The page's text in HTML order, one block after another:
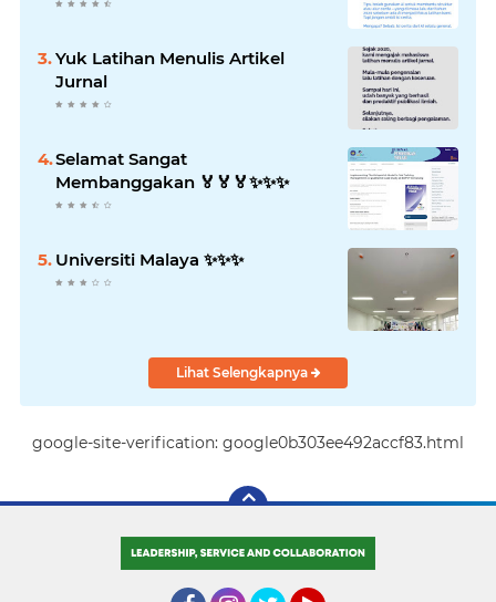
Yuk Latihan Menulis Artikel
Jurnal
Selamat Sangat
Membanggakan 🏅🏅🏅✨️✨️✨️
Universiti Malaya ✨️✨️✨️
Lihat Selengkapnya
google-site-verification: google0b303ee492accf83.html